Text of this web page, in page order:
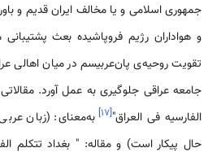
جمهوری اسلامی و یا مخالف ایران قدیم و
و هواداران رژیم فروپاشیده بعث
تقویت روحیه‌ی پان‌عربیسم در میان اهالی
جامعه عراقی جلوگیری به عمل آورد.
الفارسیه فی العراق"[۱۷] به‌معنای: (زبان
حال پیکار است) و مقاله: " بغداد تتکلم